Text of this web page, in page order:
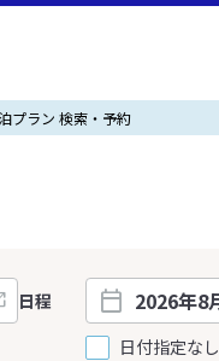
プラン 検索・予約
日程
日付指定なし